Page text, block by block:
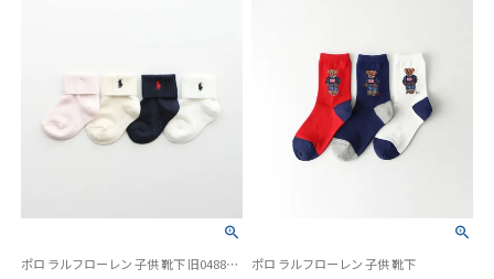
ポロ ラルフローレン 子供 靴下 旧04885455 ポロ ラルフローレン 子供 靴下